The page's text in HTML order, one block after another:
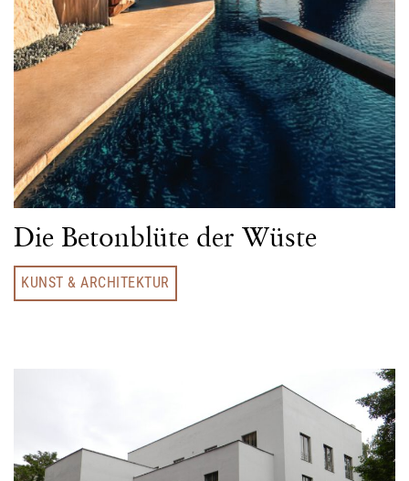
Die Betonblüte der Wüste
KUNST & ARCHITEKTUR